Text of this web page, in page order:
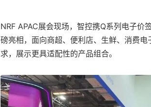
NRF APAC展会现场，智控携Q系列电子价
磅亮相，面向商超、便利店、生鲜、消费
求，展示更具适配性的产品组合。